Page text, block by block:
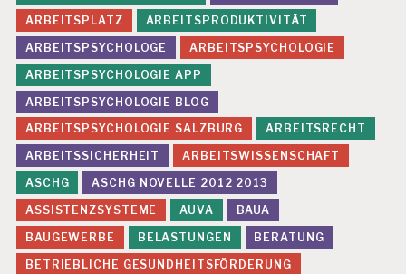
E
H
L
Z
EI
T
E
N
G
E
S
U
N
D
H
ARBEITSPLATZ
ARBEITSPRODUKTIVITÄT
ARBEITSPSYCHOLOGE
ARBEITSPSYCHOLOGIE
ARBEITSPSYCHOLOGIE APP
ARBEITSPSYCHOLOGIE BLOG
ARBEITSPSYCHOLOGIE SALZBURG
ARBEITSRECHT
ARBEITSSICHERHEIT
ARBEITSWISSENSCHAFT
ASCHG
ASCHG NOVELLE 2012 2013
ASSISTENZSYSTEME
AUVA
BAUA
BAUGEWERBE
BELASTUNGEN
BERATUNG
BETRIEBLICHE GESUNDHEITSFÖRDERUNG